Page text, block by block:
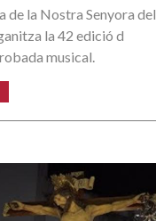
de la Nostra Senyora
la 42 edició d
musical.